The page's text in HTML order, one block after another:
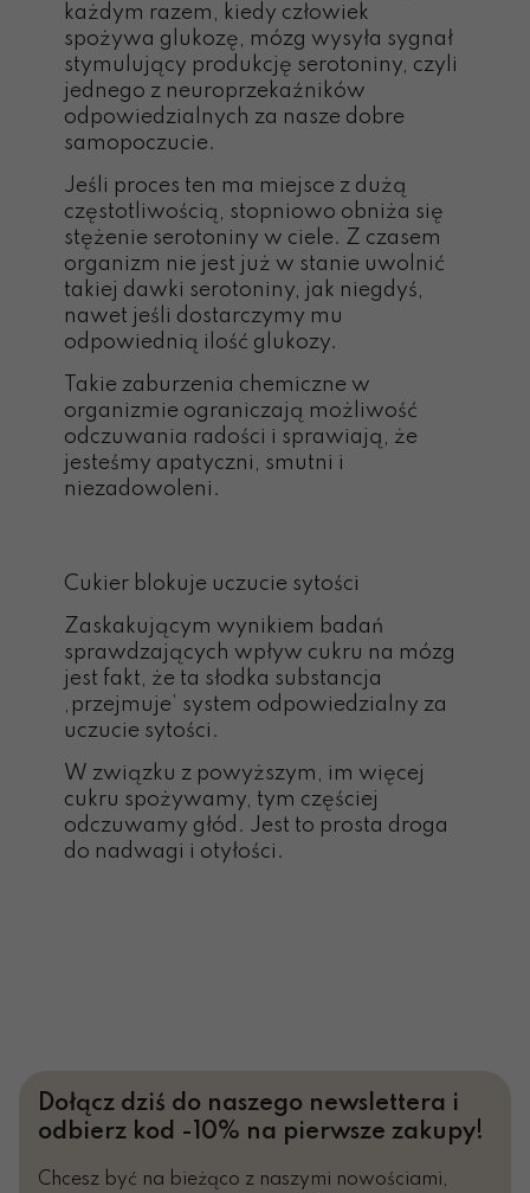
każdym razem, kiedy człowiek
spożywa glukozę, mózg wysyła sygnał
stymulujący produkcję serotoniny, czyli
jednego z neuroprzekaźników
odpowiedzialnych za nasze dobre
samopoczucie.
Jeśli proces ten ma miejsce z dużą
częstotliwością, stopniowo obniża się
stężenie serotoniny w ciele. Z czasem
organizm nie jest już w stanie uwolnić
takiej dawki serotoniny, jak niegdyś,
nawet jeśli dostarczymy mu
odpowiednią ilość glukozy.
Takie zaburzenia chemiczne w
organizmie ograniczają możliwość
odczuwania radości i sprawiają, że
jesteśmy apatyczni, smutni i
niezadowoleni.
Cukier blokuje uczucie sytości
Zaskakującym wynikiem badań
sprawdzających wpływ cukru na mózg
jest fakt, że ta słodka substancja
‚przejmuje’ system odpowiedzialny za
uczucie sytości.
W związku z powyższym, im więcej
cukru spożywamy, tym częściej
odczuwamy głód. Jest to prosta droga
do nadwagi i otyłości.
Dołącz dziś do naszego newslettera i
odbierz kod -10% na pierwsze zakupy!
Chcesz być na bieżąco z naszymi nowościami,